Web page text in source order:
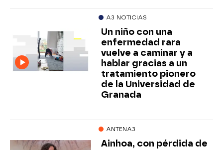
A3 NOTICIAS
Un niño con una
enfermedad rara
vuelve a caminar y a
hablar gracias a un
tratamiento pionero
de la Universidad de
Granada
ANTENA3
Ainhoa, con pérdida de